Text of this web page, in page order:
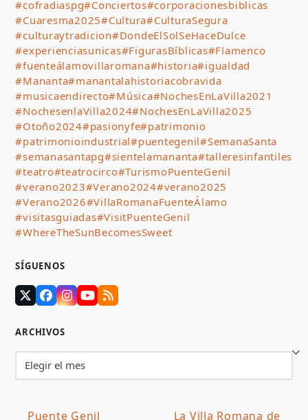
#cofradiaspg#Conciertos#corporacionesbiblicas
#Cuaresma2025#Cultura#CulturaSegura
#culturaytradicion#DondeElSolSeHaceDulce
#experienciasunicas#FigurasBíblicas#Flamenco
#fuenteálamovillaromana#historia#igualdad
#Mananta#manantalahistoriacobravida
#musicaendirecto#Música#NochesEnLaVilla2021
#NochesenlaVilla2024#NochesEnLaVilla2025
#Otoño2024#pasionyfe#patrimonio
#patrimonioindustrial#puentegenil#SemanaSanta
#semanasantapg#sientelamananta#talleresinfantiles
#teatro#teatrocirco#TurismoPuenteGenil
#verano2023#Verano2024#verano2025
#Verano2026#VillaRomanaFuenteÁlamo
#visitasguiadas#VisitPuenteGenil
#WhereTheSunBecomesSweet
SÍGUENOS
TwitterFacebook
Instagram
YouTube
RSS
ARCHIVOS
Archivos
Puente Genil La Villa Romana de